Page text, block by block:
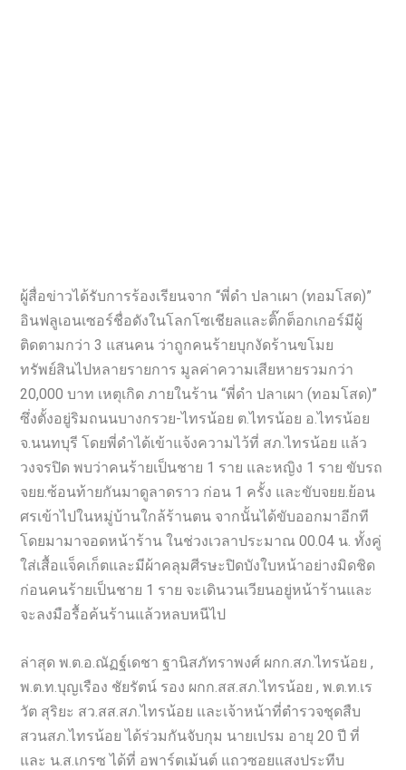
ผู้สื่อข่าวได้รับการร้องเรียนจาก “พี่ดำ ปลาเผา (ทอมโสด)”
อินฟลูเอนเซอร์ชื่อดังในโลกโซเชียลและติ๊กต็อกเกอร์มีผู้
ติดตามกว่า 3 แสนคน ว่าถูกคนร้ายบุกงัดร้านขโมย
ทรัพย์สินไปหลายรายการ มูลค่าความเสียหายรวมกว่า
20,000 บาท เหตุเกิด ภายในร้าน “พี่ดำ ปลาเผา (ทอมโสด)”
ซึ่งตั้งอยู่ริมถนนบางกรวย-ไทรน้อย ต.ไทรน้อย อ.ไทรน้อย
จ.นนทบุรี โดยพี่ดำได้เข้าแจ้งความไว้ที่ สภ.ไทรน้อย แล้ว
วงจรปิด พบว่าคนร้ายเป็นชาย 1 ราย และหญิง 1 ราย ขับรถ
จยย.ซ้อนท้ายกันมาดูลาดราว ก่อน 1 ครั้ง และขับจยย.ย้อน
ศรเข้าไปในหมู่บ้านใกล้ร้านตน จากนั้นได้ขับออกมาอีกที
โดยมามาจอดหน้าร้าน ในช่วงเวลาประมาณ 00.04 น. ทั้งคู่
ใส่เสื้อแจ็คเก็ตและมีผ้าคลุมศีรษะปิดบังใบหน้าอย่างมิดชิด
ก่อนคนร้ายเป็นชาย 1 ราย จะเดินวนเวียนอยู่หน้าร้านและ
จะลงมือรื้อค้นร้านแล้วหลบหนีไป
ล่าสุด พ.ต.อ.ณัฏฐ์เดชา ฐานิสภัทราพงศ์ ผกก.สภ.ไทรน้อย ,
พ.ต.ท.บุญเรือง ชัยรัตน์ รอง ผกก.สส.สภ.ไทรน้อย , พ.ต.ท.เร
วัต สุริยะ สว.สส.สภ.ไทรน้อย และเจ้าหน้าที่ตำรวจชุดสืบ
สวนสภ.ไทรน้อย ได้ร่วมกันจับกุม นายเปรม อายุ 20 ปี ที่
และ น.ส.เกรซ ได้ที่ อพาร์ตเม้นต์ แถวซอยแสงประทีบ